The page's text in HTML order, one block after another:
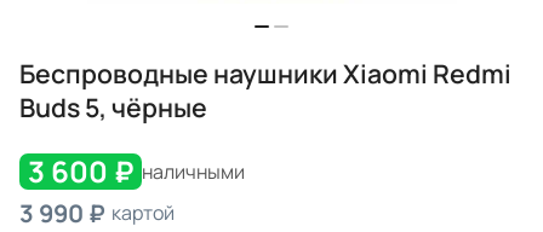
Беспроводные наушники Xiaomi Redmi
Buds 5, чёрные
3 600 ₽ наличными
3 990 ₽ картой